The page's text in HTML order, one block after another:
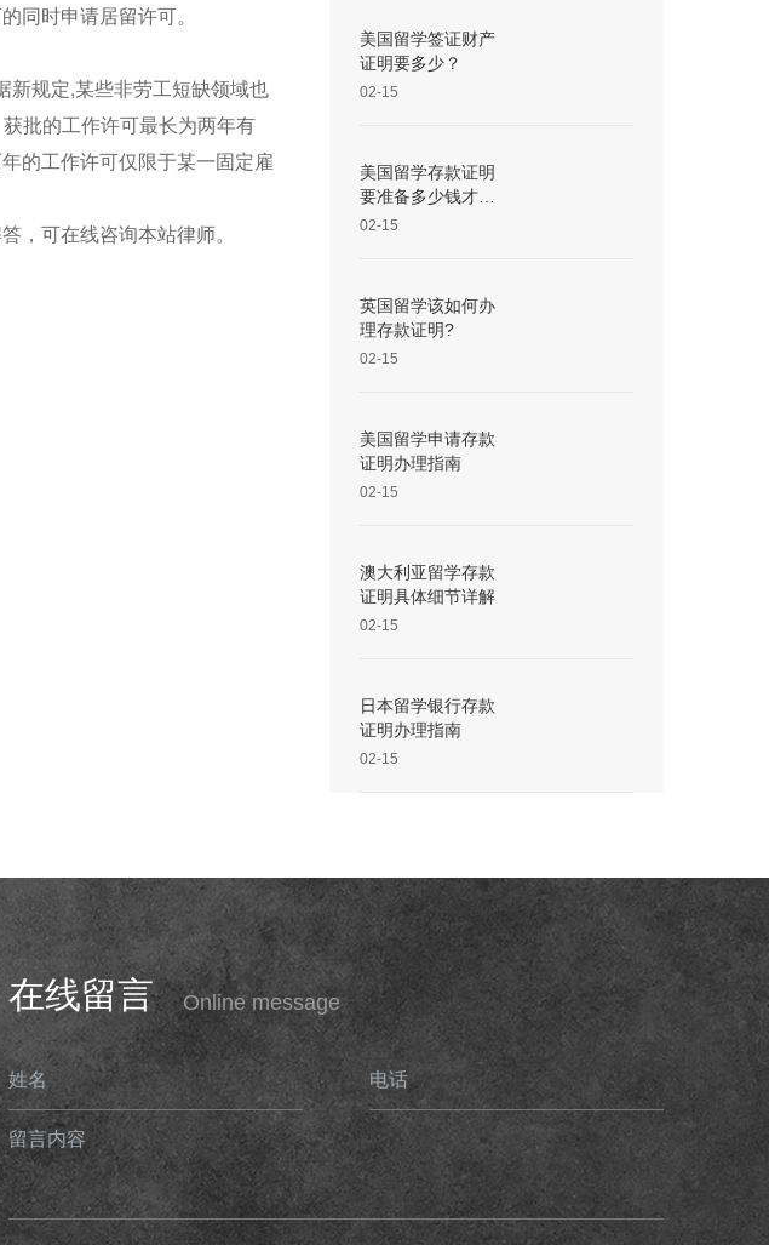
同时申请居留许可。
新规定,某些非劳工短缺领域也
批的工作许可最长为两年有
的工作许可仅限于某一固定雇
，可在线咨询本站律师。
美国留学签证财产
证明要多少？
02-15
美国留学存款证明
要准备多少钱才
够？
02-15
英国留学该如何办
理存款证明?
02-15
美国留学申请存款
证明办理指南
02-15
澳大利亚留学存款
证明具体细节详解
02-15
日本留学银行存款
证明办理指南
02-15
在线留言 Online message
姓名 电话
留言内容